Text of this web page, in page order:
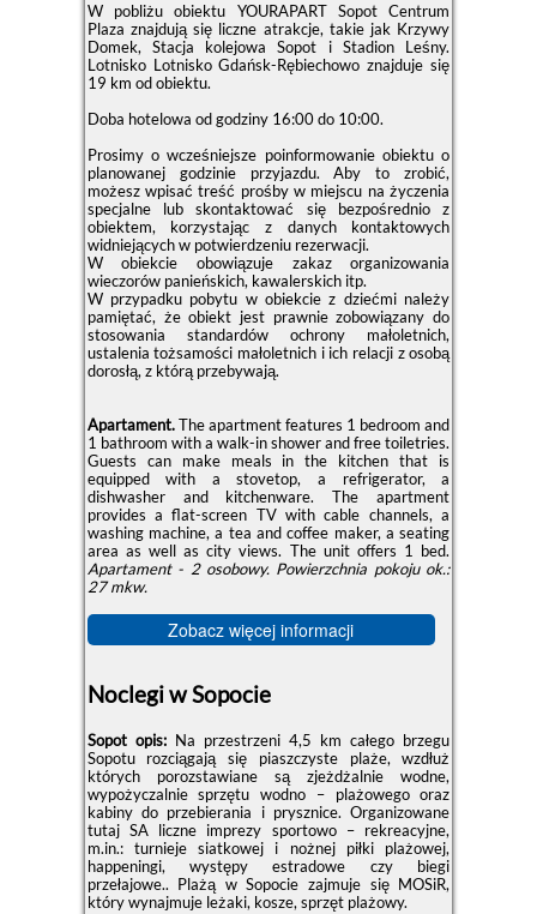
W pobliżu obiektu YOURAPART Sopot Centrum
Plaza znajdują się liczne atrakcje, takie jak Krzywy
Domek, Stacja kolejowa Sopot i Stadion Leśny.
Lotnisko Lotnisko Gdańsk-Rębiechowo znajduje się
19 km od obiektu.
Doba hotelowa od godziny 16:00do 10:00.
Prosimy o wcześniejsze poinformowanie obiektu o
planowanej godzinie przyjazdu. Aby to zrobić,
możesz wpisać treść prośby w miejscu na życzenia
specjalne lub skontaktować się bezpośrednio z
obiektem, korzystając z danych kontaktowych
widniejących w potwierdzeniu rezerwacji.
W obiekcie obowiązuje zakaz organizowania
wieczorów panieńskich, kawalerskich itp.
W przypadku pobytu w obiekcie z dziećmi należy
pamiętać, że obiekt jest prawnie zobowiązany do
stosowania standardów ochrony małoletnich,
ustalenia tożsamości małoletnich i ich relacji z osobą
dorosłą, z którą przebywają.
Apartament.The apartment features 1 bedroom and
1 bathroom with a walk-in shower and free toiletries.
Guests can make meals in the kitchen that is
equipped with a stovetop, a refrigerator, a
dishwasher and kitchenware. The apartment
provides a flat-screen TV with cable channels, a
washing machine, a tea and coffee maker, a seating
area as well as city views. The unit offers 1 bed.
Apartament - 2 osobowy. Powierzchnia pokoju ok.:
27 mkw.
Zobacz więcej informacji
Noclegi w Sopocie
Sopot opis: Na przestrzeni 4,5 km całego brzegu
Sopotu rozciągają się piaszczyste plaże, wzdłuż
których porozstawiane są zjeżdżalnie wodne,
wypożyczalnie sprzętu wodno – plażowego oraz
kabiny do przebierania i prysznice. Organizowane
tutaj SA liczne imprezy sportowo – rekreacyjne,
m.in.: turnieje siatkowej i nożnej piłki plażowej,
happeningi, występy estradowe czy biegi
przełajowe.. Plażą w Sopocie zajmuje się MOSiR,
który wynajmuje leżaki, kosze, sprzęt plażowy.